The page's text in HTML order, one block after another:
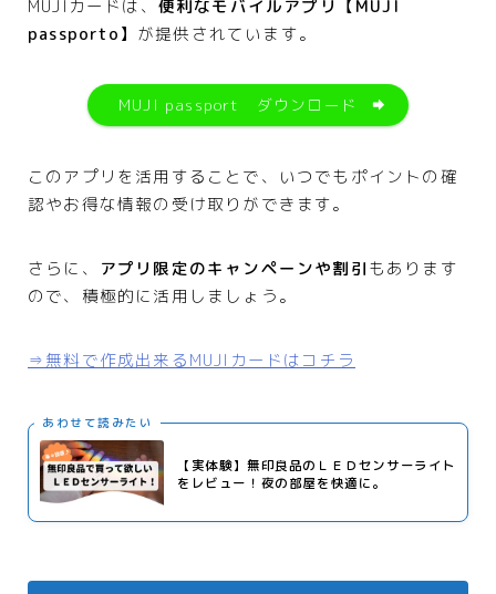
MUJIカードは、 便利なモバイルアプリ【MUJI
passporto】 が提供されています。
MUJI passport ダウンロード
このアプリを活用することで、いつでもポイントの確
認やお得な情報の受け取りができます。
さらに、 アプリ限定のキャンペーンや割引もあります
ので、積極的に活用しましょう。
⇒無料で作成出来るMUJIカードはコチラ
あわせて読みたい
【実体験】無印良品のＬＥＤセンサーライト
をレビュー！夜の部屋を快適に。